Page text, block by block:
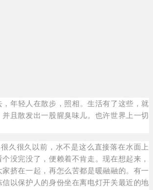
年轻人在散步，照相。生活有了这些，就
且散发出一股腥臭味儿。也许世界上一切
久很久以前，水不是这么直接落在水面上
没完没了，便赖着不肯走。现在想起来，
挤在一起，再怎么苦都是暖融融的。有一
以保护人的身份坐在离电灯开关最近的地